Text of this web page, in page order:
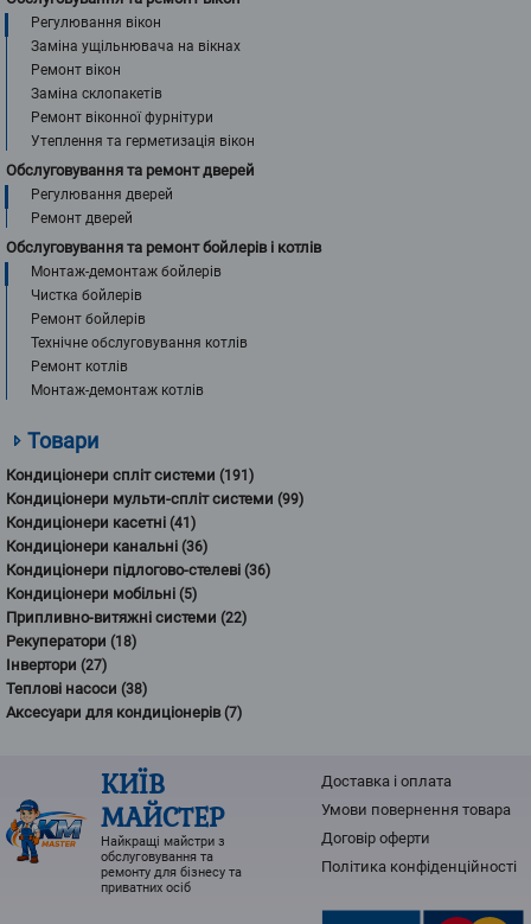
Регулювання вікон
Заміна ущільнювача на вікнах
Ремонт вікон
Заміна склопакетів
Ремонт віконної фурнітури
Утеплення та герметизація вікон
Обслуговування та ремонт дверей
Регулювання дверей
Ремонт дверей
Обслуговування та ремонт бойлерів і котлів
Монтаж-демонтаж бойлерів
Чистка бойлерів
Ремонт бойлерів
Технічне обслуговування котлів
Ремонт котлів
Монтаж-демонтаж котлів
Товари
Кондиціонери спліт системи (191)
Кондиціонери мульти-спліт системи (99)
Кондиціонери касетні (41)
Кондиціонери канальні (36)
Кондиціонери підлогово-стелеві (36)
Кондиціонери мобільні (5)
Припливно-витяжні системи (22)
Рекуператори (18)
Інвертори (27)
Теплові насоси (38)
Аксесуари для кондиціонерів(7)
КИЇВ
МАЙСТЕР
Найкращі майстри з
обслуговування та
ремонту для бізнесу та
приватних осіб
Доставка і оплата
Умови повернення товарa
Договір оферти
Політика конфіденційності